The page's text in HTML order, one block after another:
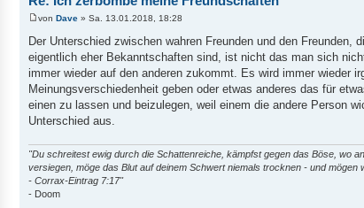
von Dave » Sa. 13.01.2018, 18:28
Der Unterschied zwischen wahren Freunden und den Freunden,
eigentlich eher Bekanntschaften sind, ist nicht das man sich
immer wieder auf den anderen zukommt. Es wird immer wieder
Meinungsverschiedenheit geben oder etwas anderes das für
einen zu lassen und beizulegen, weil einem die andere Person
Unterschied aus.
"Du schreitest ewig durch die Schattenreiche, kämpfst gegen das Böse, wo
versiegen, möge das Blut auf deinem Schwert niemals trocknen - und mögen
- Corrax-Eintrag 7:17"
- Doom